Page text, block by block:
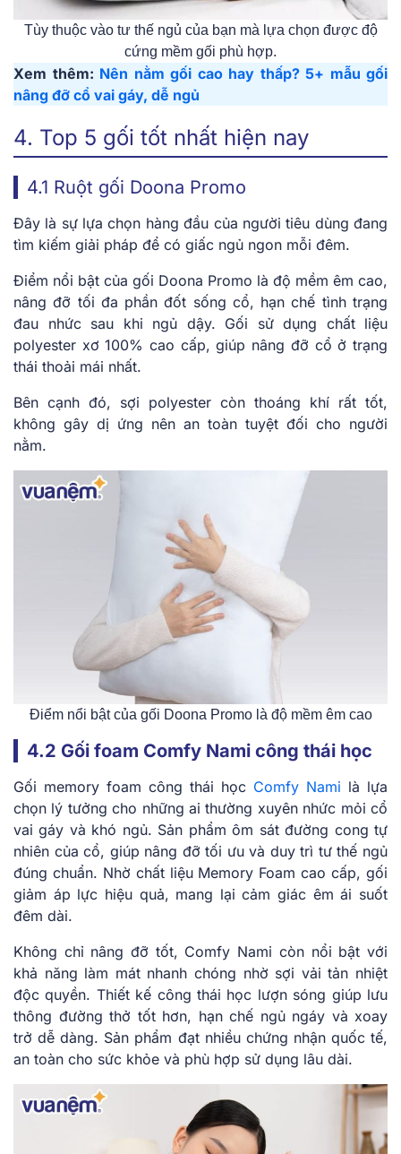
Tùy thuộc vào tư thế ngủ của bạn mà lựa chọn được độ
cứng mềm gối phù hợp.
Xem thêm: Nên nằm gối cao hay thấp? 5+ mẫu gối
nâng đỡ cổ vai gáy, dễ ngủ
4. Top 5 gối tốt nhất hiện nay
4.1 Ruột gối Doona Promo
Đây là sự lựa chọn hàng đầu của người tiêu dùng đang
tìm kiếm giải pháp để có giấc ngủ ngon mỗi đêm.
Điểm nổi bật của gối Doona Promo là độ mềm êm cao,
nâng đỡ tối đa phần đốt sống cổ, hạn chế tình trạng
đau nhức sau khi ngủ dậy. Gối sử dụng chất liệu
polyester xơ 100% cao cấp, giúp nâng đỡ cổ ở trạng
thái thoải mái nhất.
Bên cạnh đó, sợi polyester còn thoáng khí rất tốt,
không gây dị ứng nên an toàn tuyệt đối cho người
nằm.
Điểm nổi bật của gối Doona Promo là độ mềm êm cao
4.2 Gối foam Comfy Nami công thái học
Gối memory foam công thái học Comfy Nami là lựa
chọn lý tưởng cho những ai thường xuyên nhức mỏi cổ
vai gáy và khó ngủ. Sản phẩm ôm sát đường cong tự
nhiên của cổ, giúp nâng đỡ tối ưu và duy trì tư thế ngủ
đúng chuẩn. Nhờ chất liệu Memory Foam cao cấp, gối
giảm áp lực hiệu quả, mang lại cảm giác êm ái suốt
đêm dài.
Không chỉ nâng đỡ tốt, Comfy Nami còn nổi bật với
khả năng làm mát nhanh chóng nhờ sợi vải tản nhiệt
độc quyền. Thiết kế công thái học lượn sóng giúp lưu
thông đường thở tốt hơn, hạn chế ngủ ngáy và xoay
trở dễ dàng. Sản phẩm đạt nhiều chứng nhận quốc tế,
an toàn cho sức khỏe và phù hợp sử dụng lâu dài.